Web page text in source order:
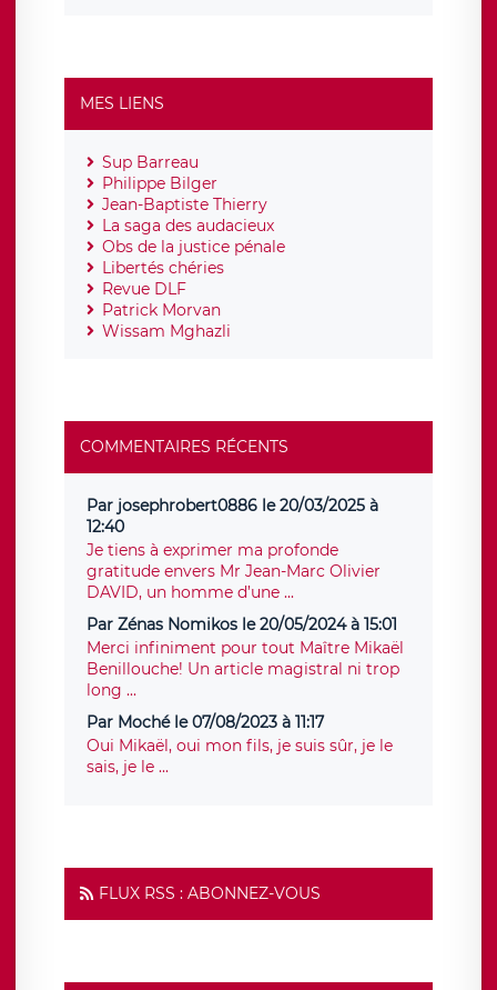
MES LIENS
Sup Barreau
Philippe Bilger
Jean-Baptiste Thierry
La saga des audacieux
Obs de la justice pénale
Libertés chéries
Revue DLF
Patrick Morvan
Wissam Mghazli
COMMENTAIRES RÉCENTS
Par josephrobert0886 le 20/03/2025 à
12:40
Je tiens à exprimer ma profonde
gratitude envers Mr Jean-Marc Olivier
DAVID, un homme d’une ...
Par Zénas Nomikos le 20/05/2024 à 15:01
Merci infiniment pour tout Maître Mikaël
Benillouche! Un article magistral ni trop
long ...
Par Moché le 07/08/2023 à 11:17
Oui Mikaël, oui mon fils, je suis sûr, je le
sais, je le ...
FLUX RSS : ABONNEZ-VOUS